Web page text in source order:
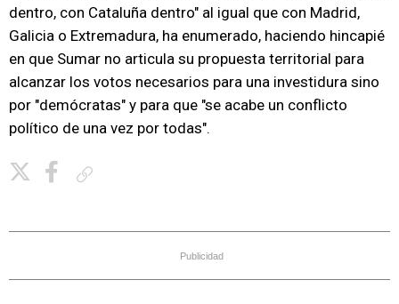
dentro, con Cataluña dentro" al igual que con Madrid,
Galicia o Extremadura, ha enumerado, haciendo hincapié
en que Sumar no articula su propuesta territorial para
alcanzar los votos necesarios para una investidura sino
por "demócratas" y para que "se acabe un conflicto
político de una vez por todas".
Publicidad